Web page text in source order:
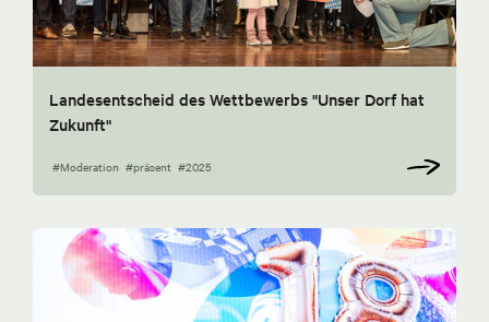
Landesentscheid des Wettbewerbs "Unser Dorf hat
Zukunft"
#Moderation #präsent #2025